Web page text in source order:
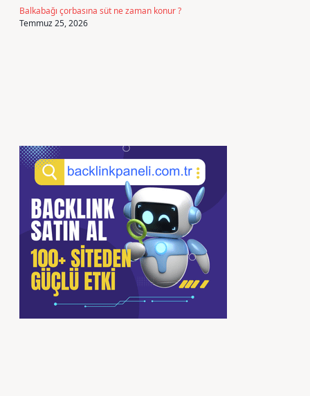
Balkabağı çorbasına süt ne zaman konur ?
Temmuz 25, 2026